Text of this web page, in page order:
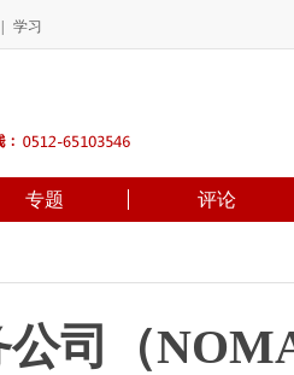
学习
专题 评论
司（